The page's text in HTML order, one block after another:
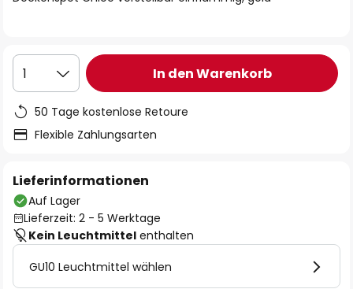
1 In den Warenkorb
50 Tage kostenlose Retoure
Flexible Zahlungsarten
Lieferinformationen
Auf Lager
Lieferzeit: 2 - 5 Werktage
Kein Leuchtmittel enthalten
GU10 Leuchtmittel wählen